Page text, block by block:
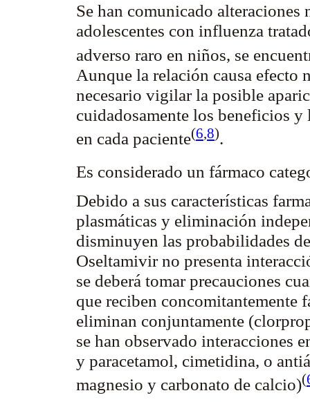
Se han comunicado alteraciones
adolescentes con influenza
adverso raro en niños, se
Aunque la relación causa efecto
necesario vigilar la posible
cuidadosamente los beneficios
en cada paciente(6,8).
Es considerado un fármaco
Debido a sus características
plasmáticas y eliminación
disminuyen las probabilidades
Oseltamivirno presenta
se deberá tomar precauciones
que reciben concomitantemente
eliminan conjuntamente (
se han observado interacciones
y paracetamol, cimetidina, o
magnesio y carbonato de calcio)(